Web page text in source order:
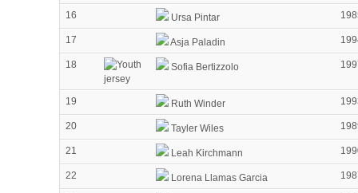
16 Ursa Pintar
17 Asja Paladin
18 Sofia Bertizzolo
19 Ruth Winder
20 Tayler Wiles
21 Leah Kirchmann
22 Lorena Llamas Garcia